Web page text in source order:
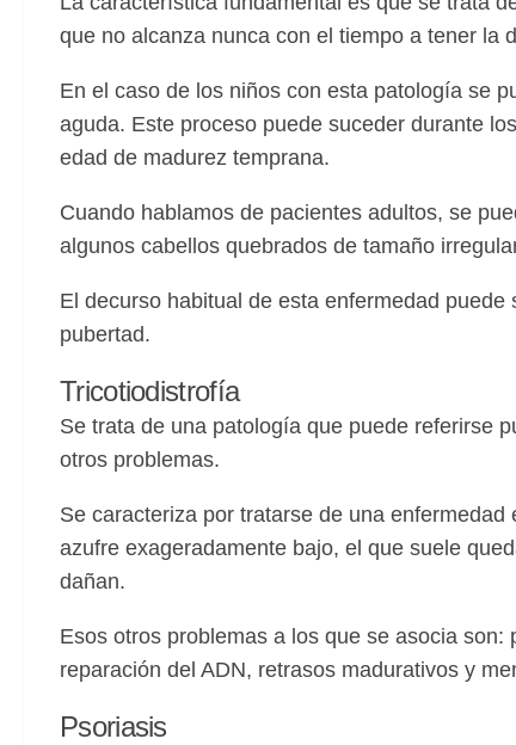
que no alcanza nunca con el tiempo a tener la
En el caso de los niños con esta patología se
aguda. Este proceso puede suceder durante
edad de madurez temprana.
Cuando hablamos de pacientes adultos, se
algunos cabellos quebrados de tamaño
El decurso habitual de esta enfermedad
pubertad.
Tricotiodistrofía
Se trata de una patología que puede referirse
otros problemas.
Se caracteriza por tratarse de una
azufre exageradamente bajo, el que suele
dañan.
Esos otros problemas a los que se asocia
reparación del ADN, retrasos madurativos y
Psoriasis